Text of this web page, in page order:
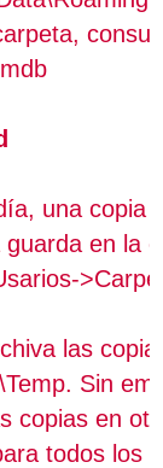
una copia
en la
las
Sin
copias en
todos los